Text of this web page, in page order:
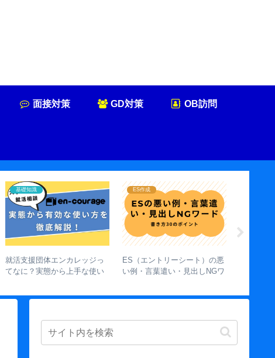
面接対策 GD対策 OB訪問
基礎知識
就活支援団体エンカレッジっ
てなに？実態から上手な使い
ES作成
ES（エントリーシート）の悪
い例・言葉遣い・見出しNGワ